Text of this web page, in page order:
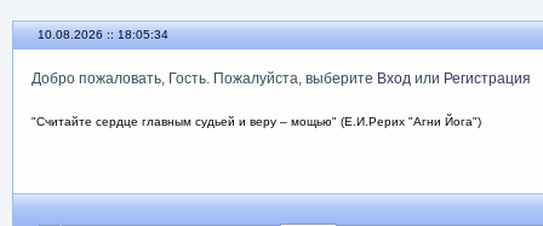
10.08.2026 :: 18:05:34
Добро пожаловать, Гость. Пожалуйста, выберите Входили Регистрация
"Считайте сердце главным судьей и веру – мощью" (Е.И.Рерих "Агни Йога")